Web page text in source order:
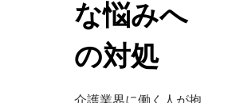
な悩みへ
の対処